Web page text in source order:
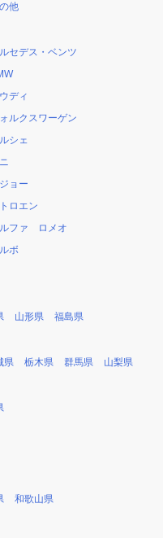
他
セデス・ベンツ
ディ
ルクスワーゲン
シェ
ョー
ロエン
ファ ロメオ
ボ
山形県 福島県
県 栃木県 群馬県 山梨県
和歌山県